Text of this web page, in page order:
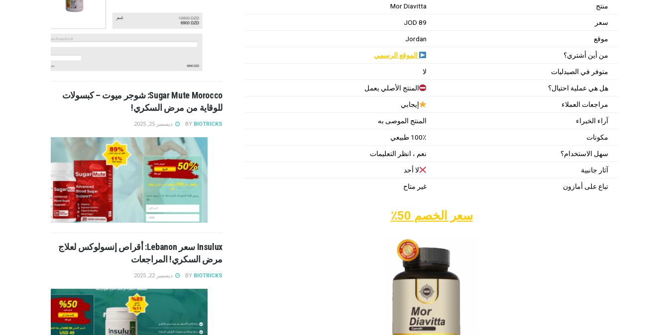
منتج Mor Diavitta
سعر 89 JOD
موقع Jordan
من أين أشتري؟ الموقع الرسمي
متوفر في الصيدليات لا
هل هي عملية احتيال؟ المنتج الأصلي يعمل
مراجعات العملاء إيجابي
آراء الخبراء المنتج الموصى به
مكونات 100٪ طبيعي
سهل الاستخدام؟ نعم ، انظر التعليمات
آثار جانبية لا أحد
تباع على أمازون غير متاح
سعر الخصم 50٪
Sugar Mute Morocco: شوجر ميوت – كبسولات
للوقاية من مرض السكري!
BY BIOTRICKS ديسمبر 25, 2025
Insulux سعر Lebanon: أقراص إنسولوكس لعلاج
مرض السكري! المراجعات
BY BIOTRICKS ديسمبر 22, 2025